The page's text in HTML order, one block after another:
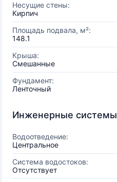
Несущие стены:
Кирпич
Площадь подвала, м²:
148.1
Крыша:
Смешанные
Фундамент:
Ленточный
Инженерные системы
Водоотведение:
Центральное
Система водостоков:
Отсутствует